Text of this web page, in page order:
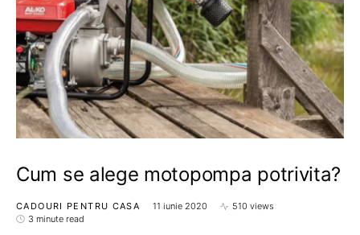
Cum se alege motopompa potrivita?
CADOURI PENTRU CASA 11 iunie 2020
510 views
3 minute read